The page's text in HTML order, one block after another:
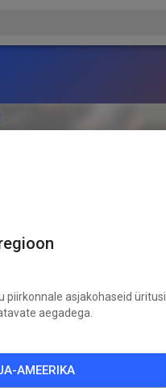
piirkonnale asjakohaseid üritusi
aegadega.
AMEERIKA